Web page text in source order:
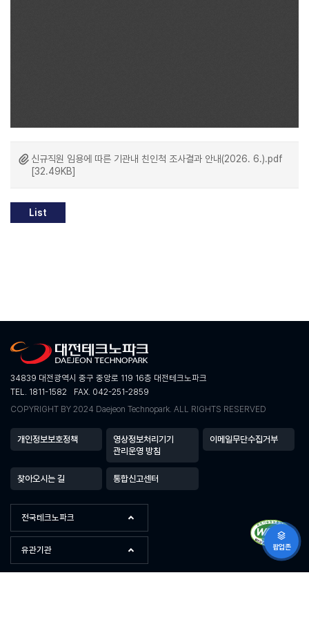
신규직원 임용에 따른 기관내 친인척 조사결과 안내(2026. 6.).pdf
[32.49KB]
List
34839 대전광역시 중구 중앙로 119 16층 대전테크노파크
TEL. 1811-1582
FAX. 042-251-2859
COPYRIGHT BY 2024 Daejeon Technopark. ALL RIGHTS RESERVED
전국테크노파크
유관기관
개인정보보호정책
영상정보처리기기
관리운영 방침
이메일무단수집거부
찾아오시는 길 통합신고센터
팝업존